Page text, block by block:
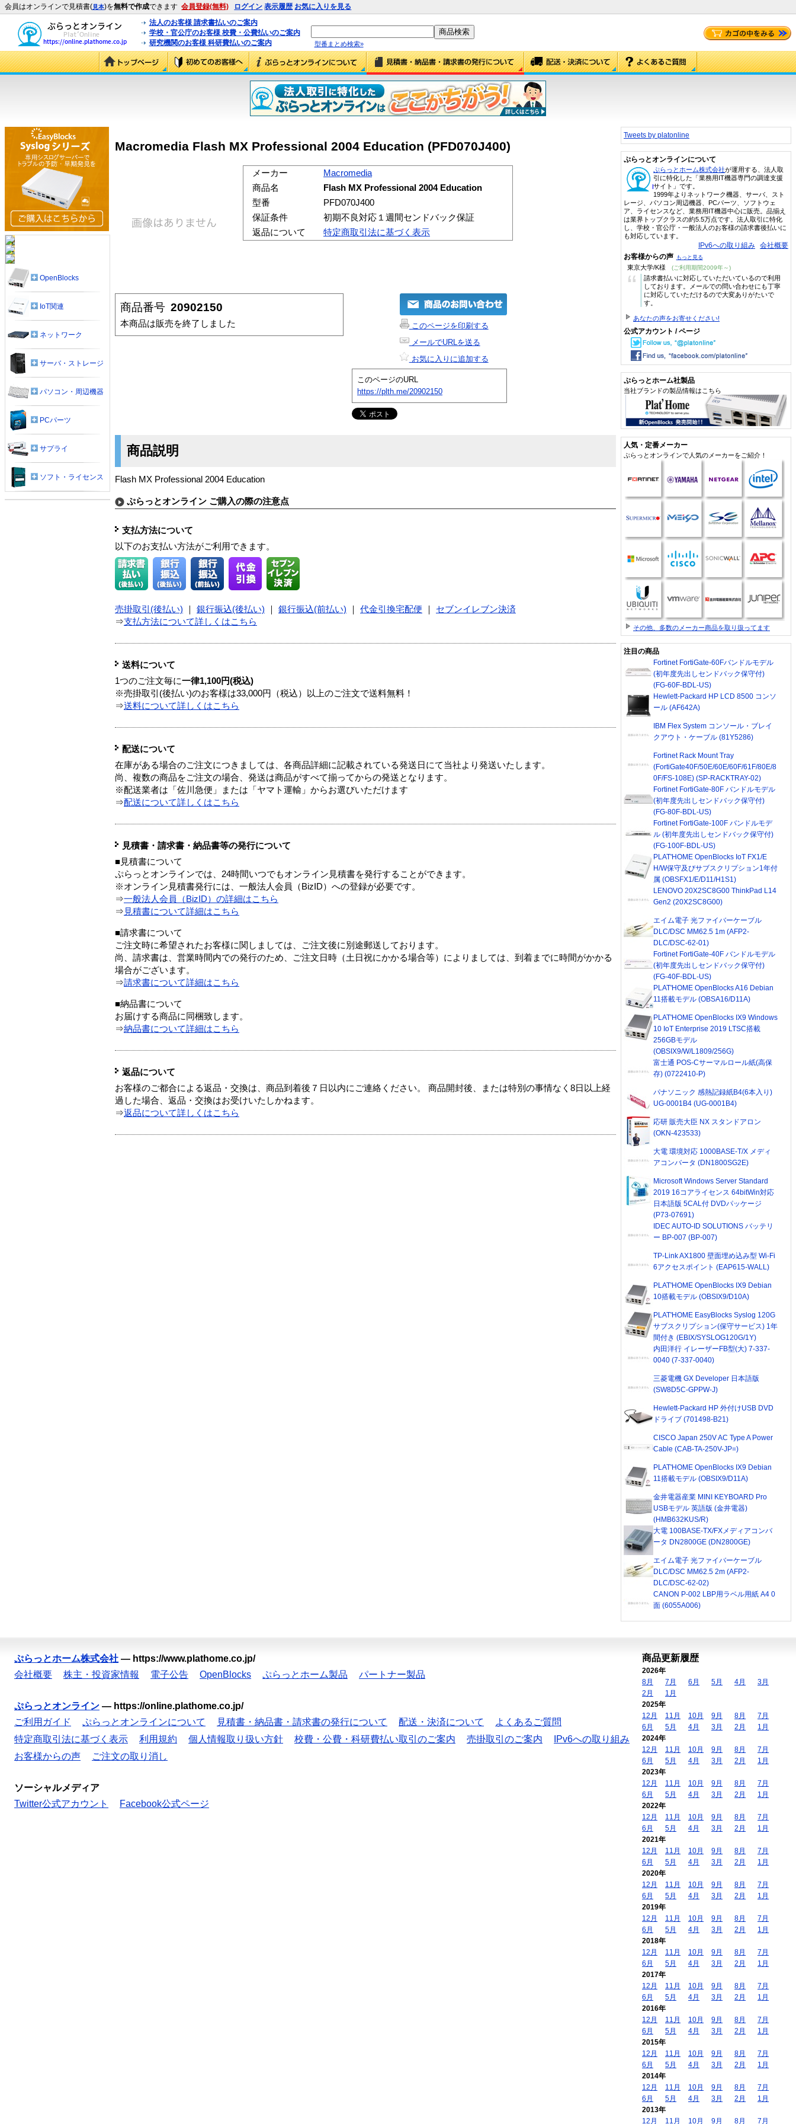
会員はオンラインで見積書(見本)を無料で作成できます 会員登録(無料) ログイン 表示履歴 お気に入りを見る
法人のお客様 請求書払いのご案内
学校・官公庁のお客様 校費・公費払いのご案内
研究機関のお客様 科研費払いのご案内
型番まとめ検索»
Macromedia Flash MX Professional 2004 Education (PFD070J400)
メーカー
Macromedia
商品名
Flash MX Professional 2004 Education
型番
PFD070J400
保証条件
初期不良対応１週間センドバック保証
返品について
特定商取引法に基づく表示
商品番号 20902150
本商品は販売を終了しました
このページを印刷する
メールでURLを送る
お気に入りに追加する
このページのURL
https://plth.me/20902150
商品説明
Flash MX Professional 2004 Education
ぷらっとオンライン ご購入の際の注意点
支払方法について
以下のお支払い方法がご利用できます。
売掛取引(後払い) 銀行振込(後払い) 銀行振込(前払い) 代金引換宅配便
セブンイレブン決済
⇒支払方法について詳しくはこちら
送料について
1つのご注文毎に一律1,100円(税込)
※売掛取引(後払い)のお客様は33,000円（税込）以上のご注文で送料無料！
⇒送料について詳しくはこちら
配送について
在庫がある場合のご注文につきましては、各商品詳細に記載されている発送日にて当社より発送いたします。
尚、複数の商品をご注文の場合、発送は商品がすべて揃ってからの発送となります。
※配送業者は「佐川急便」または「ヤマト運輸」からお選びいただけます
⇒配送について詳しくはこちら
見積書・請求書・納品書等の発行について
■見積書について
ぷらっとオンラインでは、24時間いつでもオンライン見積書を発行することができます。
※オンライン見積書発行には、一般法人会員（BizID）への登録が必要です。
⇒一般法人会員（BizID）の詳細はこちら
⇒ 見積書について詳細はこちら
■請求書について
ご注文時に希望されたお客様に関しましては、ご注文後に別途郵送しております。
尚、請求書は、営業時間内での発行のため、ご注文日時（土日祝にかかる場合等）によりましては、到着までに時間がかかる
場合がございます。
⇒請求書について詳細はこちら
■納品書について
お届けする商品に同梱致します。
⇒納品書について詳細はこちら
返品について
お客様のご都合による返品・交換は、商品到着後７日以内にご連絡ください。 商品開封後、または特別の事情なく8日以上経
過した場合、返品・交換はお受けいたしかねます。
⇒返品について詳しくはこちら
OpenBlocks
IoT関連
ネットワーク
サーバ・ストレージ
パソコン・周辺機器
PCパーツ
サプライ
ソフト・ライセンス
Tweets by platonline
ぷらっとオンラインについて
ぷらっとホーム株式会社が運用する、法人取
引に特化した「業務用IT機器専門の調達支援
サイト」です。
1999年よりネットワーク機器、サーバ、スト
レージ、パソコン周辺機器、PCパーツ、ソフトウェ
ア、ライセンスなど、業務用IT機器中心に販売。品揃え
は業界トップクラスの約5.5万点です。法人取引に特化
し、学校・官公庁・一般法人のお客様の請求書後払いに
も対応しています。
IPv6への取り組み 会社概要
お客様からの声 もっと見る
東京大学/K様 (ご利用期間2009年～)
“
請求書払いに対応していただいているので利用
しております。メールでの問い合わせにも丁寧
に対応していただけるので大変ありがたいで
す。
あなたの声をお寄せください!
公式アカウント / ページ
ぷらっとホーム社製品
当社ブランドの製品情報はこちら
人気・定番メーカー
ぷらっとオンラインで人気のメーカーをご紹介！
その他、多数のメーカー商品を取り扱ってます
注目の商品
Fortinet FortiGate-60Fバンドルモデル
(初年度先出しセンドバック保守付)
(FG-60F-BDL-US)
Hewlett-Packard HP LCD 8500 コンソ
ール (AF642A)
IBM Flex System コンソール・ブレイ
クアウト・ケーブル (81Y5286)
Fortinet Rack Mount Tray
(FortiGate40F/50E/60E/60F/61F/80E/8
0F/FS-108E) (SP-RACKTRAY-02)
Fortinet FortiGate-80F バンドルモデル
(初年度先出しセンドバック保守付)
(FG-80F-BDL-US)
Fortinet FortiGate-100F バンドルモデ
ル (初年度先出しセンドバック保守付)
(FG-100F-BDL-US)
PLAT'HOME OpenBlocks IoT FX1/E
H/W保守及びサブスクリプション1年付
属 (OBSFX1/E/D11/H1S1)
LENOVO 20X2SC8G00 ThinkPad L14
Gen2 (20X2SC8G00)
エイム電子 光ファイバーケーブル
DLC/DSC MM62.5 1m (AFP2-
DLC/DSC-62-01)
Fortinet FortiGate-40F バンドルモデル
(初年度先出しセンドバック保守付)
(FG-40F-BDL-US)
PLAT'HOME OpenBlocks A16 Debian
11搭載モデル (OBSA16/D11A)
PLAT'HOME OpenBlocks IX9 Windows
10 IoT Enterprise 2019 LTSC搭載
256GBモデル
(OBSIX9/W/L1809/256G)
富士通 POS-Cサーマルロール紙(高保
存) (0722410-P)
パナソニック 感熱記録紙B4(6本入り)
UG-0001B4 (UG-0001B4)
応研 販売大臣 NX スタンドアロン
(OKN-423533)
大電 環境対応 1000BASE-T/X メディ
アコンバータ (DN1800SG2E)
Microsoft Windows Server Standard
2019 16コアライセンス 64bitWin対応
日本語版 5CAL付 DVDパッケージ
(P73-07691)
IDEC AUTO-ID SOLUTIONS バッテリ
ー BP-007 (BP-007)
TP-Link AX1800 壁面埋め込み型 Wi-Fi
6アクセスポイント (EAP615-WALL)
PLAT'HOME OpenBlocks IX9 Debian
10搭載モデル (OBSIX9/D10A)
PLAT'HOME EasyBlocks Syslog 120G
サブスクリプション(保守サービス) 1年
間付き (EBIX/SYSLOG120G/1Y)
内田洋行 イレーザーFB型(大) 7-337-
0040 (7-337-0040)
三菱電機 GX Developer 日本語版
(SW8D5C-GPPW-J)
Hewlett-Packard HP 外付けUSB DVD
ドライブ (701498-B21)
CISCO Japan 250V AC Type A Power
Cable (CAB-TA-250V-JP=)
PLAT'HOME OpenBlocks IX9 Debian
11搭載モデル (OBSIX9/D11A)
金井電器産業 MINI KEYBOARD Pro
USBモデル 英語版 (金井電器)
(HMB632KUS/R)
大電 100BASE-TX/FXメディアコンバ
ータ DN2800GE (DN2800GE)
エイム電子 光ファイバーケーブル
DLC/DSC MM62.5 2m (AFP2-
DLC/DSC-62-02)
CANON P-002 LBP用ラベル用紙 A4 0
面 (6055A006)
ぷらっとホーム株式会社 — https://www.plathome.co.jp/
会社概要
株主・投資家情報 電子公告 OpenBlocks ぷらっとホーム製品 パートナー製品
ぷらっとオンライン — https://online.plathome.co.jp/
ご利用ガイド
ぷらっとオンラインについて 見積書・納品書・請求書の発行について 配送・決済について
よくあるご質問
特定商取引法に基づく表示
利用規約 個人情報取り扱い方針 校費・公費・科研費払い取引のご案内 売掛取引のご案内
IPv6への取り組み
お客様からの声
ご注文の取り消し
ソーシャルメディア
Twitter公式アカウント
Facebook公式ページ
商品更新履歴
2026年
8月
7月 6月 5月 4月
3月
2月
1月
2025年
12月
11月 10月 9月 8月
7月
6月
5月 4月 3月 2月
1月
2024年
12月
11月 10月 9月 8月
7月
6月
5月 4月 3月 2月
1月
2023年
12月
11月 10月 9月 8月
7月
6月
5月 4月 3月 2月
1月
2022年
12月
11月 10月 9月 8月
7月
6月
5月 4月 3月 2月
1月
2021年
12月
11月 10月 9月 8月
7月
6月
5月 4月 3月 2月
1月
2020年
12月
11月 10月 9月 8月
7月
6月
5月 4月 3月 2月
1月
2019年
12月
11月 10月 9月 8月
7月
6月
5月 4月 3月 2月
1月
2018年
12月
11月 10月 9月 8月
7月
6月
5月 4月 3月 2月
1月
2017年
12月
11月 10月 9月 8月
7月
6月
5月 4月 3月 2月
1月
2016年
12月
11月 10月 9月 8月
7月
6月
5月 4月 3月 2月
1月
2015年
12月
11月 10月 9月 8月
7月
6月
5月 4月 3月 2月
1月
2014年
12月
11月 10月 9月 8月
7月
6月
5月 4月 3月 2月
1月
2013年
12月
11月 10月 9月 8月 7月